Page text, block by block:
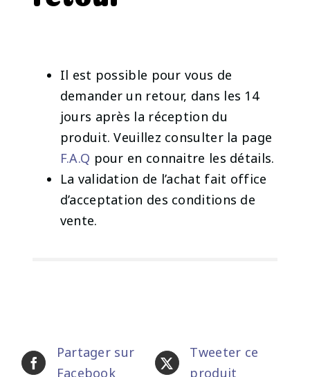
Il est possible pour vous de
demander un retour, dans les 14
jours après la réception du
produit. Veuillez consulter la page
F.A.Q pour en connaitre les détails.
La validation de l’achat fait office
d’acceptation des conditions de
vente.
Partager sur
Facebook
Tweeter ce
produit